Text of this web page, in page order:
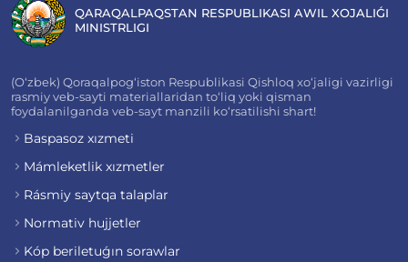
QARAQALPAQSTAN RESPUBLIKASI AWIL XOJALIǴI
MINISTRLIGI
(O‘zbek) Qoraqalpog‘iston Respublikasi Qishloq xo‘jaligi vazirligi
rasmiy veb-sayti materiallaridan to‘liq yoki qisman
foydalanilganda veb-sayt manzili ko‘rsatilishi shart!
Baspasoz xızmeti
Mámleketlik xızmetler
Rásmiy saytqa talaplar
Normativ hujjetler
Kóp beriletuǵın sorawlar